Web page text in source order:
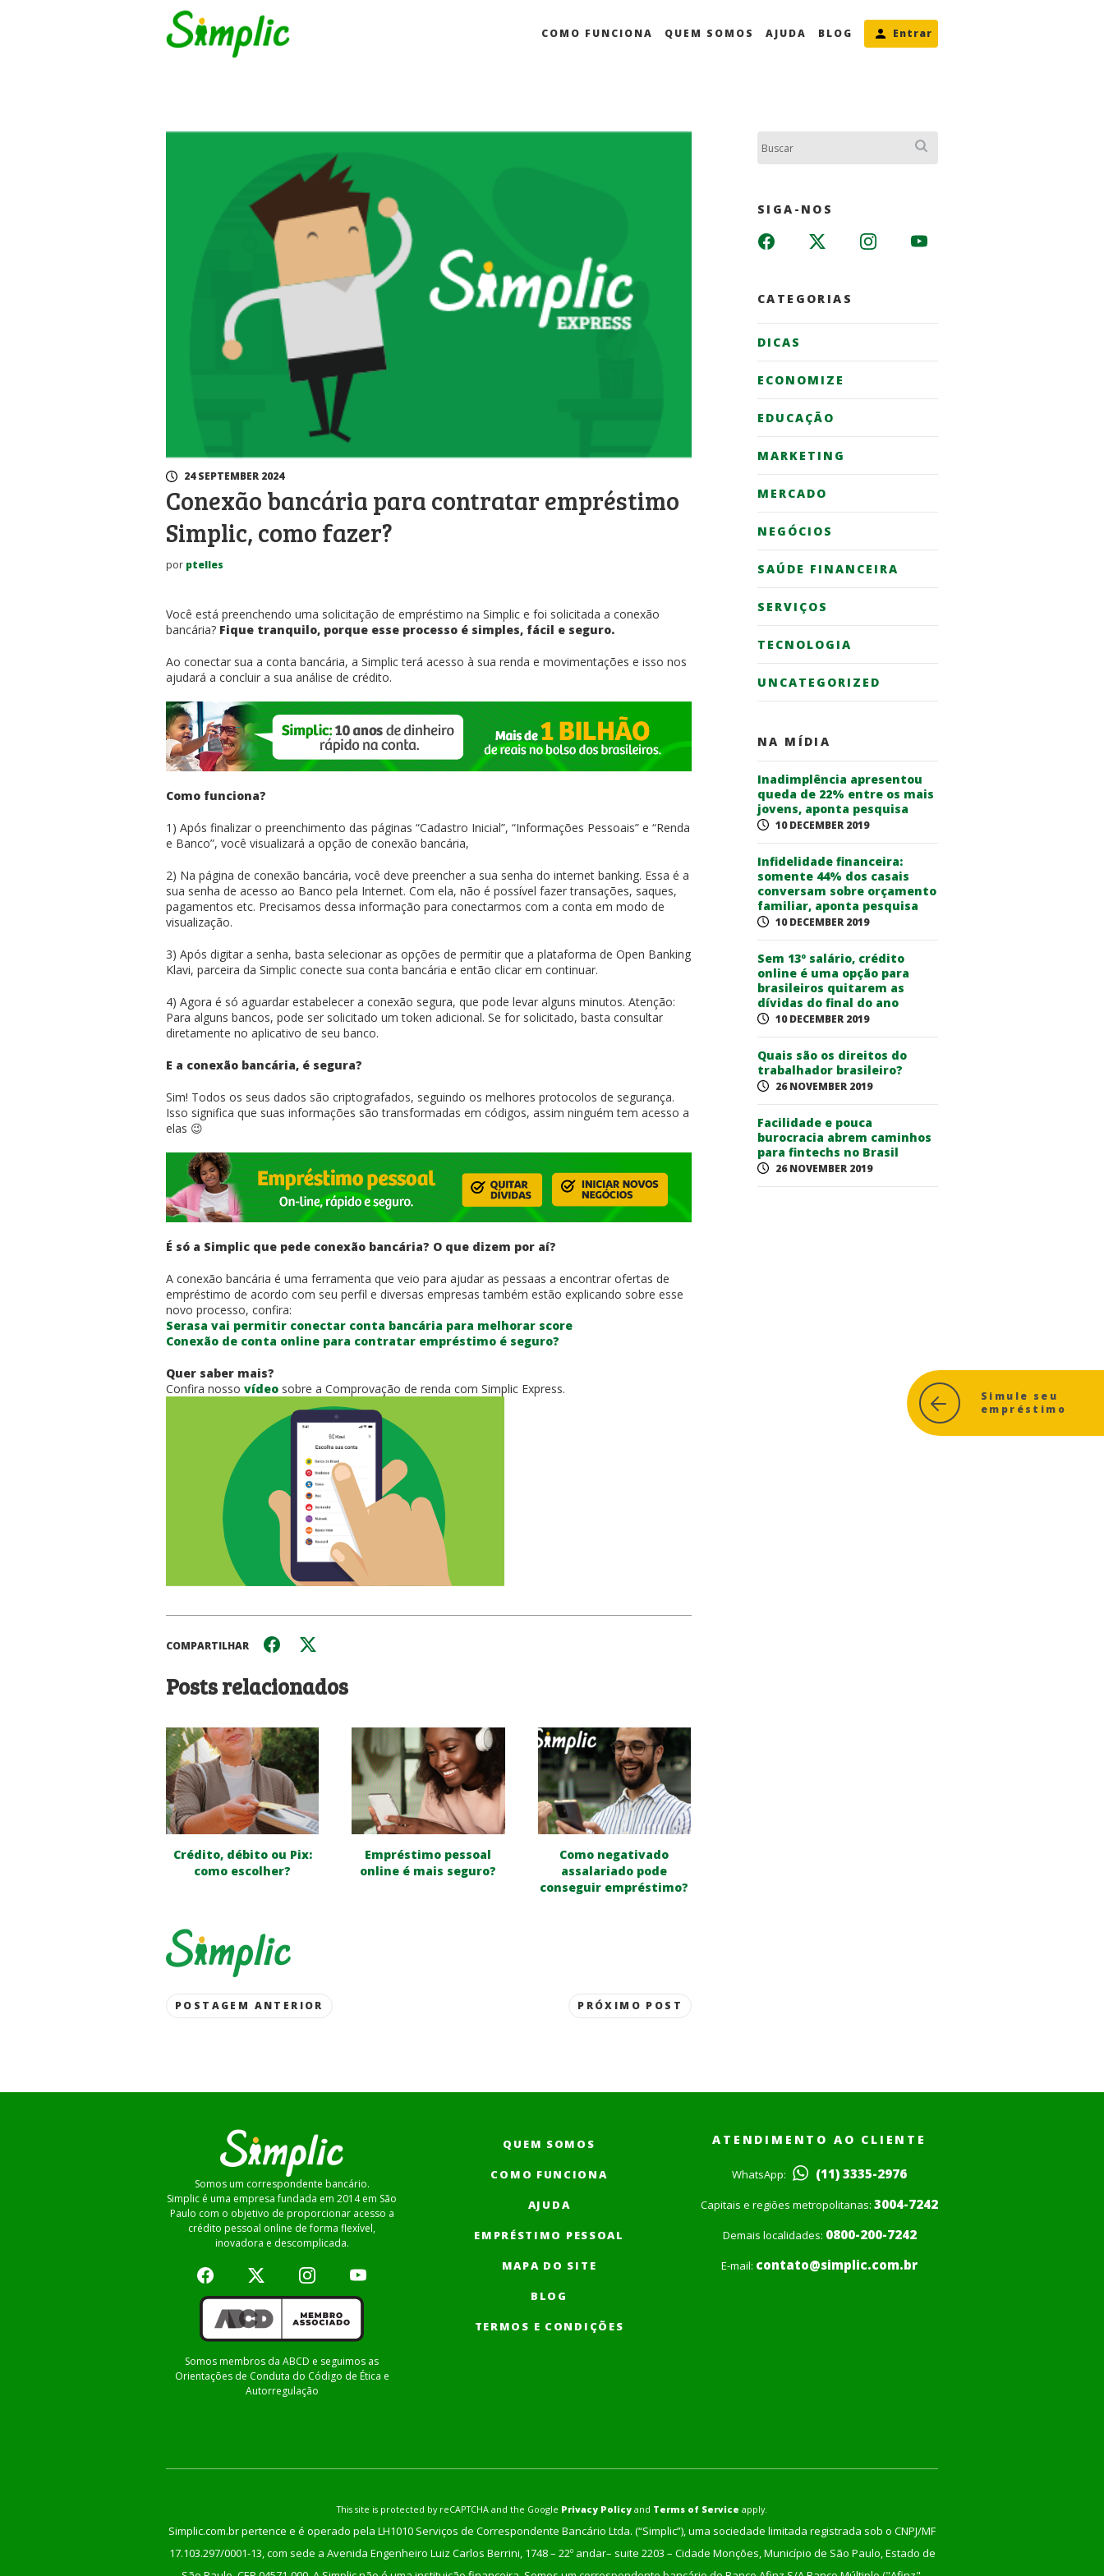
COMO FUNCIONA QUEM SOMOS AJUDA BLOG Entrar
24 SEPTEMBER 2024
Conexão bancária para contratar empréstimo
Simplic, como fazer?
por ptelles
Você está preenchendo uma solicitação de empréstimo na Simplic e foi solicitada a conexão
bancária? Fique tranquilo, porque esse processo é simples, fácil e seguro.
Ao conectar sua a conta bancária, a Simplic terá acesso à sua renda e movimentações e isso nos
ajudará a concluir a sua análise de crédito.
Como funciona?
1) Após finalizar o preenchimento das páginas “Cadastro Inicial”, “Informações Pessoais” e “Renda
e Banco”, você visualizará a opção de conexão bancária,
2) Na página de conexão bancária, você deve preencher a sua senha do internet banking. Essa é a
sua senha de acesso ao Banco pela Internet. Com ela, não é possível fazer transações, saques,
pagamentos etc. Precisamos dessa informação para conectarmos com a conta em modo de
visualização.
3) Após digitar a senha, basta selecionar as opções de permitir que a plataforma de Open Banking
Klavi, parceira da Simplic conecte sua conta bancária e então clicar em continuar.
4) Agora é só aguardar estabelecer a conexão segura, que pode levar alguns minutos. Atenção:
Para alguns bancos, pode ser solicitado um token adicional. Se for solicitado, basta consultar
diretamente no aplicativo de seu banco.
E a conexão bancária, é segura?
Sim! Todos os seus dados são criptografados, seguindo os melhores protocolos de segurança.
Isso significa que suas informações são transformadas em códigos, assim ninguém tem acesso a
elas 😉
É só a Simplic que pede conexão bancária? O que dizem por aí?
A conexão bancária é uma ferramenta que veio para ajudar as pessaas a encontrar ofertas de
empréstimo de acordo com seu perfil e diversas empresas também estão explicando sobre esse
novo processo, confira:
Serasa vai permitir conectar conta bancária para melhorar score
Conexão de conta online para contratar empréstimo é seguro?
Quer saber mais?
Confira nosso vídeo sobre a Comprovação de renda com Simplic Express.
COMPARTILHAR
Posts relacionados
Crédito, débito ou Pix:
como escolher?
Empréstimo pessoal
online é mais seguro?
Como negativado
assalariado pode
conseguir empréstimo?
Post
POSTAGEM ANTERIOR PRÓXIMO POST
SIGA-NOS
CATEGORIAS
DICAS
ECONOMIZE
EDUCAÇÃO
MARKETING
MERCADO
NEGÓCIOS
SAÚDE FINANCEIRA
SERVIÇOS
TECNOLOGIA
UNCATEGORIZED
NA MÍDIA
Inadimplência apresentou
queda de 22% entre os mais
jovens, aponta pesquisa
10 DECEMBER 2019
Infidelidade financeira:
somente 44% dos casais
conversam sobre orçamento
familiar, aponta pesquisa
10 DECEMBER 2019
Sem 13º salário, crédito
online é uma opção para
brasileiros quitarem as
dívidas do final do ano
10 DECEMBER 2019
Quais são os direitos do
trabalhador brasileiro?
26 NOVEMBER 2019
Facilidade e pouca
burocracia abrem caminhos
para fintechs no Brasil
26 NOVEMBER 2019
Somos um correspondente bancário.
Simplic é uma empresa fundada em 2014 em São
Paulo com o objetivo de proporcionar acesso a
crédito pessoal online de forma flexível,
inovadora e descomplicada.
Somos membros da ABCD e seguimos as
Orientações de Conduta do Código de Ética e
Autorregulação
QUEM SOMOS
COMO FUNCIONA
AJUDA
EMPRÉSTIMO PESSOAL
MAPA DO SITE
BLOG
TERMOS E CONDIÇÕES
ATENDIMENTO AO CLIENTE
WhatsApp: (11) 3335-2976
Capitais e regiões metropolitanas: 3004-7242
Demais localidades: 0800-200-7242
E-mail: contato@simplic.com.br
This site is protected by reCAPTCHA and the Google Privacy Policy and Terms of Service apply.
Simplic.com.br pertence e é operado pela LH1010 Serviços de Correspondente Bancário Ltda. (“Simplic”), uma sociedade limitada registrada sob o CNPJ/MF
17.103.297/0001-13, com sede a Avenida Engenheiro Luiz Carlos Berrini, 1748 – 22º andar– suite 2203 – Cidade Monções, Município de São Paulo, Estado de
Simule seu
empréstimo